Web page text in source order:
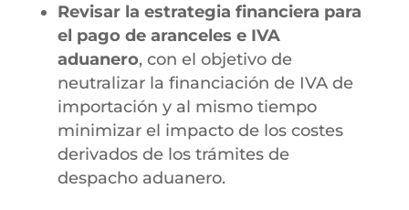
Revisar la estrategia financiera para
el pago de aranceles e IVA
aduanero, con el objetivo de
neutralizar la financiación de IVA de
importación y al mismo tiempo
minimizar el impacto de los costes
derivados de los trámites de
despacho aduanero.